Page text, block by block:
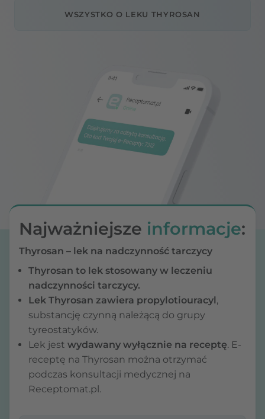
WSZYSTKO O LEKU THYROSAN
Najważniejsze informacje:
Thyrosan – lek na nadczynność tarczycy
Thyrosan to lek stosowany w leczeniu
nadczynności tarczycy.
Lek Thyrosan zawiera propylotiouracyl ,
substancję czynną należącą do grupy
tyreostatyków.
Lek jest wydawany wyłącznie na receptę. E-
receptę na Thyrosan można otrzymać
podczas konsultacji medycznej na
Receptomat.pl.